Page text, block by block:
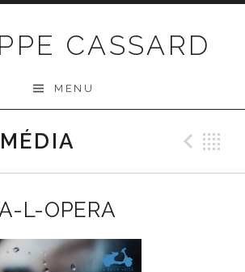
CASSARD
MENU
L-OPERA